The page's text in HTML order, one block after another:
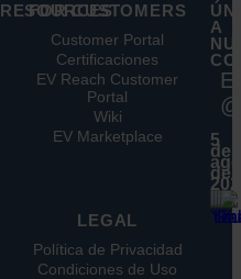
RESOURCES
Blog
Ebooks
Whitepapers
éxito
Webinar
de
prensa
FOR CUSTOMERS
Customer Portal
Certificaciones
EV Reach Customer
Portal
Wiki
EV Marketplace
LEGAL
Política de Privacidad
Condiciones de Uso
A
5
de
de